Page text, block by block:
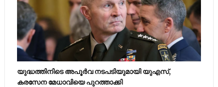
യുദ്ധത്തിനിടെ അപൂർവ നടപടിയുമായി യുഎസ്,
കരസേന മേധാവിയെ പുറത്താക്കി